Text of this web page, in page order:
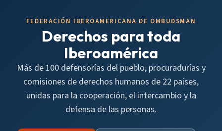
FEDERACIÓN IBEROAMERICANA DE OMBUDSMAN
Derechos para toda
Iberoamérica
Más de 100 defensorías del pueblo, procuradurías y
comisiones de derechos humanos de 22 países,
unidas para la cooperación, el intercambio y la
defensa de las personas.